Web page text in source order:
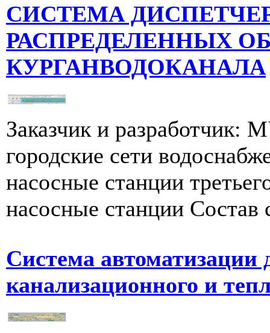
СИСТЕМА
РАСПРЕДЕЛЕННЫХ
КУРГАНВОДОКАНАЛА
Заказчик и разработчик:
городские сети
насосные станции
насосные станции
Система автоматизации
канализационного и